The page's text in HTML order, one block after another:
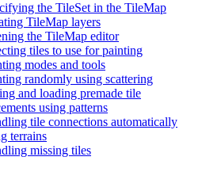
the TileSet in the TileMap
TileMap layers
the TileMap editor
tiles to use for painting
modes and tools
randomly using scattering
and loading premade tile
using patterns
tile connections automatically
terrains
missing tiles